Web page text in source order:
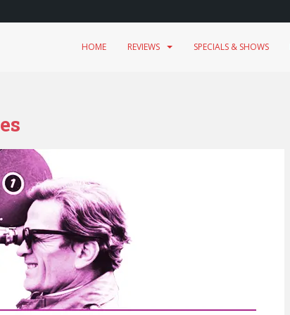
HOME REVIEWS SPECIALS & SHOWS